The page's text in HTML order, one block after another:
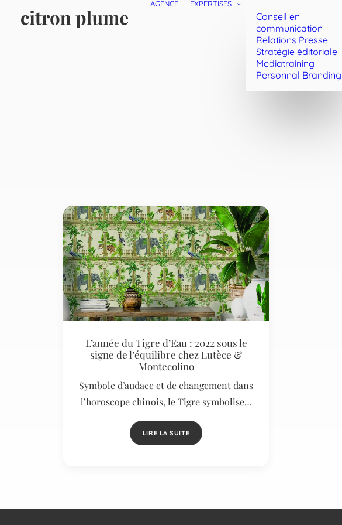
AGENCE EXPERTISES
Conseil en
communication
Relations Presse
Stratégie éditoriale
Mediatraining
Personnal Branding
L’année du Tigre d’Eau : 2022 sous le
signe de l’équilibre chez Lutèce &
Montecolino
Symbole d’audace et de changement dans
l’horoscope chinois, le Tigre symbolise…
LIRE LA SUITE